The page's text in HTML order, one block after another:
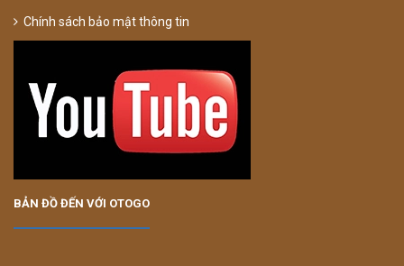
Chính sách bảo mật thông tin
BẢN ĐỒ ĐẾN VỚI OTOGO